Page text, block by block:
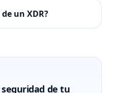
un XDR?
de tu